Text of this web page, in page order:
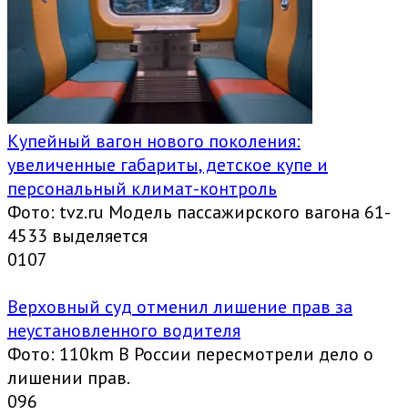
Купейный вагон нового поколения:
увеличенные габариты, детское купе и
персональный климат-контроль
Фото: tvz.ru Модель пассажирского вагона 61-
4533 выделяется
0107
Верховный суд отменил лишение прав за
неустановленного водителя
Фото: 110km В России пересмотрели дело о
лишении прав.
096